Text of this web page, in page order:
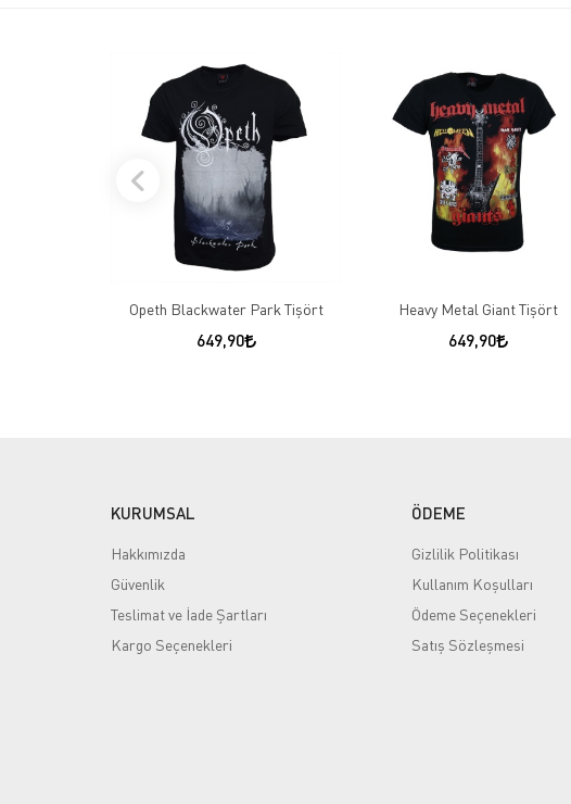
Opeth Blackwater Park Tişört
649,90
Heavy Metal Giant Tişört
649,90
KURUMSAL
Hakkımızda
Güvenlik
Teslimat ve İade Şartları
Kargo Seçenekleri
ÖDEME
Gizlilik Politikası
Kullanım Koşulları
Ödeme Seçenekleri
Satış Sözleşmesi